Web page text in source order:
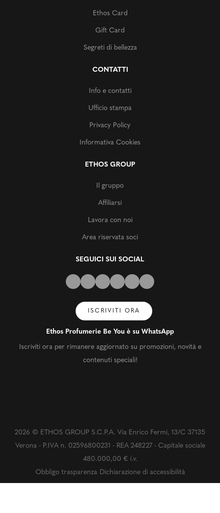
Ethos Card
Gift Card
Segreti di bellezza
CONTATTI
Info e contatti
Ufficio stampa
Privacy Policy
Informativa Cookies
ETHOS GROUP
Il gruppo
Affiliarsi
Lavora con noi
Area riservata soci
SEGUICI SUI SOCIAL
ISCRIVITI ORA
Ethos Profumerie Be You è su WhatsApp
Iscriviti ora per rimanere aggiornato su promozioni, novità e
contenuti speciali!
2026 © ETHOS GROUP S.C.P.A. Via Enrico Fermi, 13/C 37135
Verona - P.IVA n. 02596800231 - REA 248227 - Capitale sociale
480.000,00 € i.v.
Obbligo trasparenza Dichiarazione di accessibilità